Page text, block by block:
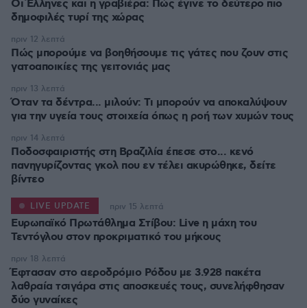
Οι Έλληνες και η γραβιέρα: Πώς έγινε το δεύτερο πιο
δημοφιλές τυρί της χώρας
Πώς μπορούμε να βοηθήσουμε τις γάτες που ζουν στις
γατοαποικίες της γειτονιάς μας
πριν 12 λεπτά
Όταν τα δέντρα... μιλούν: Τι μπορούν να αποκαλύψουν
για την υγεία τους στοιχεία όπως η ροή των χυμών τους
πριν 13 λεπτά
Ποδοσφαιριστής στη Βραζιλία έπεσε στο... κενό
πανηγυρίζοντας γκολ που εν τέλει ακυρώθηκε, δείτε
βίντεο
πριν 14 λεπτά
Ευρωπαϊκό Πρωτάθλημα Στίβου: Live η μάχη του
Τεντόγλου στον προκριματικό του μήκους
LIVE UPDATE πριν 15 λεπτά
Έφτασαν στο αεροδρόμιο Ρόδου με 3.928 πακέτα
λαθραία τσιγάρα στις αποσκευές τους, συνελήφθησαν
δύο γυναίκες
πριν 18 λεπτά